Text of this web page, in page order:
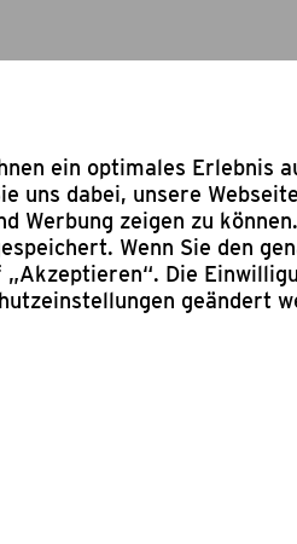
Built-In Grill Merlin 641
Bewertung
ein optimales Erlebnis
uns dabei, unsere
Werbung zeigen zu
Wenn Sie den
Die
geändert